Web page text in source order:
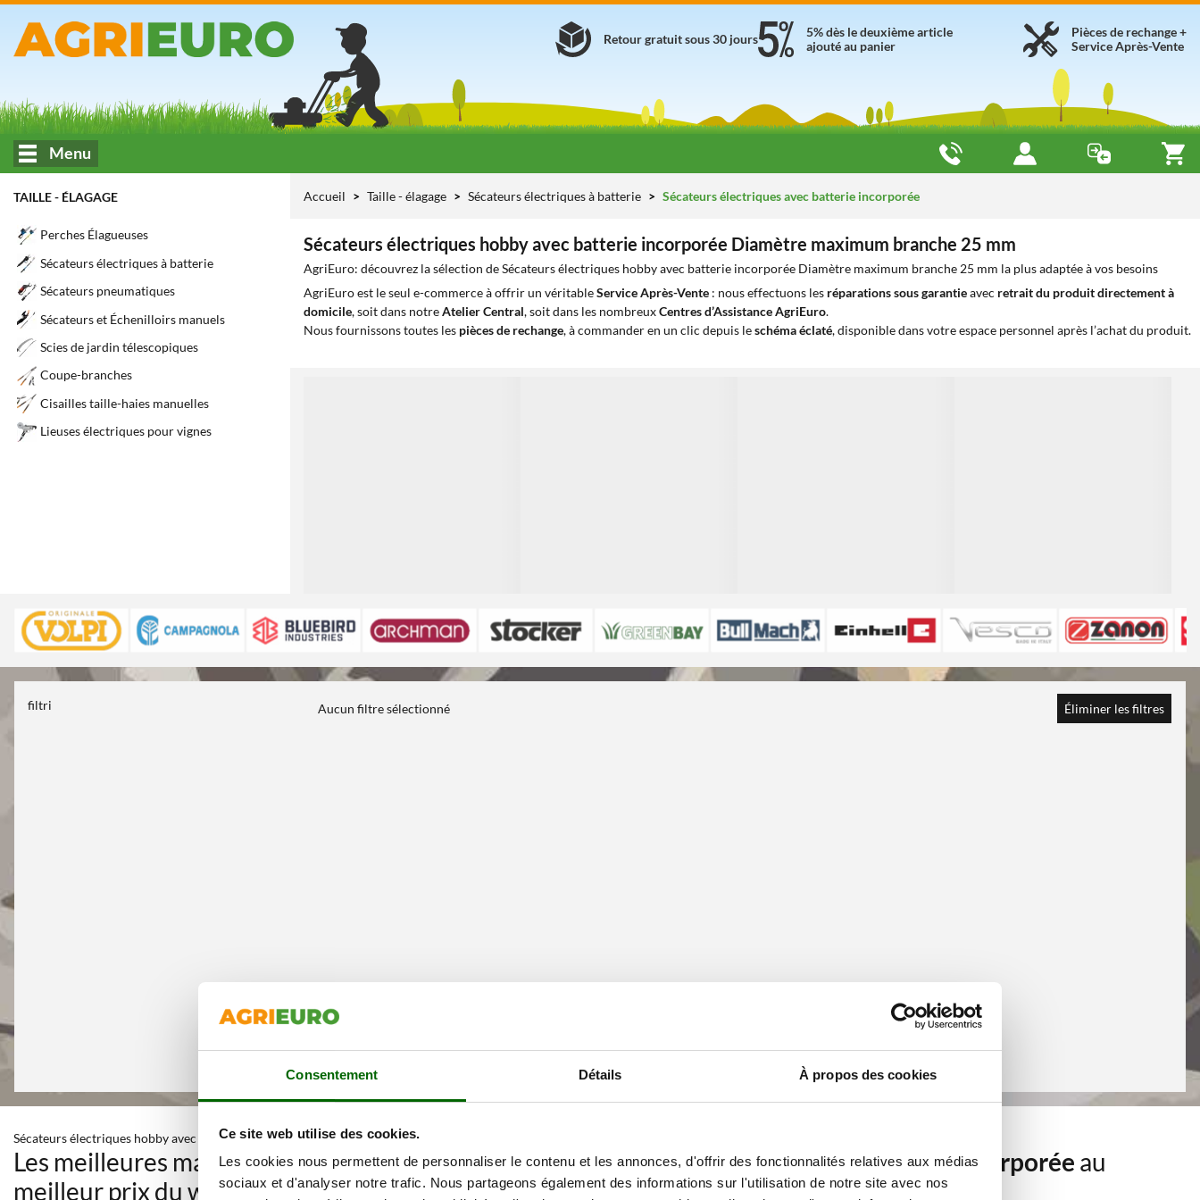
Consentement Détails À propos des cookies
Ce site web utilise des cookies.
Les cookies nous permettent de personnaliser le contenu et les annonces, d'offrir des fonctionnalités relatives aux médias
sociaux et d'analyser notre trafic. Nous partageons également des informations sur l'utilisation de notre site avec nos
Pièces de rechange +
Service Après-Vente
5% dès le deuxième article
ajouté au panier
Retour gratuit sous 30 jours
Menu
TAILLE - ÉLAGAGE
Perches Élagueuses
Sécateurs électriques à batterie
Sécateurs pneumatiques
Sécateurs et Échenilloirs manuels
Scies de jardin télescopiques
Coupe-branches
Cisailles taille-haies manuelles
Lieuses électriques pour vignes
Accueil Taille - élagage Sécateurs électriques à batterie Sécateurs électriques avec batterie incorporée
Sécateurs électriques hobby avec batterie incorporée Diamètre maximum branche 25 mm
AgriEuro: découvrez la sélection de Sécateurs électriques hobby avec batterie incorporée Diamètre maximum branche 25 mm la plus adaptée à vos besoins
AgriEuro est le seul e-commerce à offrir un véritableService Après-Vente : nous effectuons les réparations sous garantieavec retrait du produit directement à
domicile, soit dans notreAtelier Central, soit dans les nombreuxCentres d’Assistance AgriEuro.
Nous fournissons toutes les pièces de rechange, à commander en un clic depuis leschéma éclaté, disponible dans votre espace personnel après l’achat du produit.
filtri Aucun filtre sélectionné Éliminer les filtres
Sécateurs électriques hobby avec batterie incorporée Diamètre maximum branche 25 mm
Les meilleures marques dans une sélection de 121Sécateurs électriques avec batterie incorporée au
meilleur prix du web